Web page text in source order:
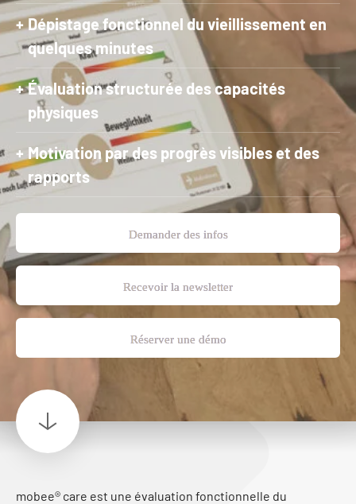
Dépistage fonctionnel du vieillissement en
quelques minutes
Évaluation structurée des capacités
physiques
Motivation par des progrès visibles et des
rapports
Demander des infos
Recevoir la newsletter
Réserver une démo
mobee® care est une évaluation fonctionnelle du